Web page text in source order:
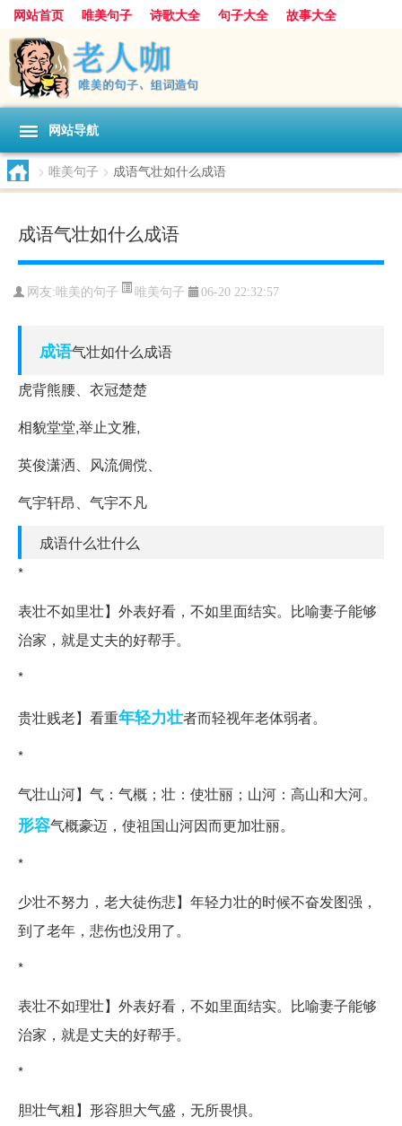
网站首页 唯美句子 诗歌大全 句子大全
故事大全
人生感悟
其他美文 美文欣赏
感人故事
句子分类
网站导航
> 唯美句子 > 成语气壮如什么成语
成语气壮如什么成语
网友: 唯美的句子 唯美句子 06-20 22:32:57
成语气壮如什么成语
虎背熊腰、衣冠楚楚
相貌堂堂,举止文雅,
英俊潇洒、风流倜傥、
气宇轩昂、气宇不凡
成语什么壮什么
*
表壮不如里壮】外表好看，不如里面结实。比喻妻子能够
治家，就是丈夫的好帮手。
*
贵壮贱老】看重年轻力壮者而轻视年老体弱者。
*
气壮山河】气：气概；壮：使壮丽；山河：高山和大河。
形容气概豪迈，使祖国山河因而更加壮丽。
*
少壮不努力，老大徒伤悲】年轻力壮的时候不奋发图强，
到了老年，悲伤也没用了。
*
表壮不如理壮】外表好看，不如里面结实。比喻妻子能够
治家，就是丈夫的好帮手。
*
胆壮气粗】形容胆大气盛，无所畏惧。